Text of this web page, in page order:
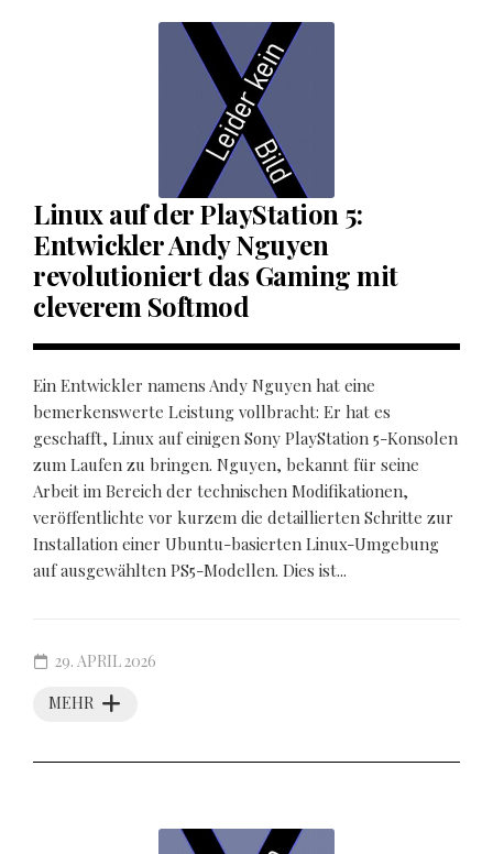
Linux auf der PlayStation 5:
Entwickler Andy Nguyen
revolutioniert das Gaming mit
cleverem Softmod
Ein Entwickler namens Andy Nguyen hat eine
bemerkenswerte Leistung vollbracht: Er hat es
geschafft, Linux auf einigen Sony PlayStation 5-Konsolen
zum Laufen zu bringen. Nguyen, bekannt für seine
Arbeit im Bereich der technischen Modifikationen,
veröffentlichte vor kurzem die detaillierten Schritte zur
Installation einer Ubuntu-basierten Linux-Umgebung
auf ausgewählten PS5-Modellen. Dies ist...
MEHR
29. APRIL 2026